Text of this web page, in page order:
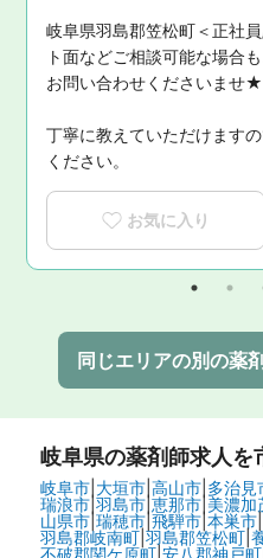
岐阜県羽島郡笠松町＜正社
ト面などご相談可能な場合
お問い合わせくださいませ★
丁寧に教えていただけます
ください。
お気に入り
岐阜県の薬剤師求人を
岐阜市| 大垣市| 高山市| 多治見
瑞浪市|羽島市|恵那市|美濃加
山県市|瑞穂市|飛騨市|本巣市|
羽島郡岐南町| 羽島郡笠松町|
不破郡関ケ原町| 安八郡神戸町|